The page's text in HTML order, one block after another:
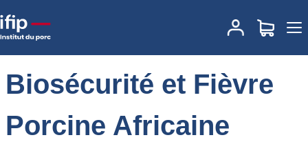
Accueil Biosécurité et Fièvre Porcine Africaine
Biosécurité et Fièvre
Porcine Africaine